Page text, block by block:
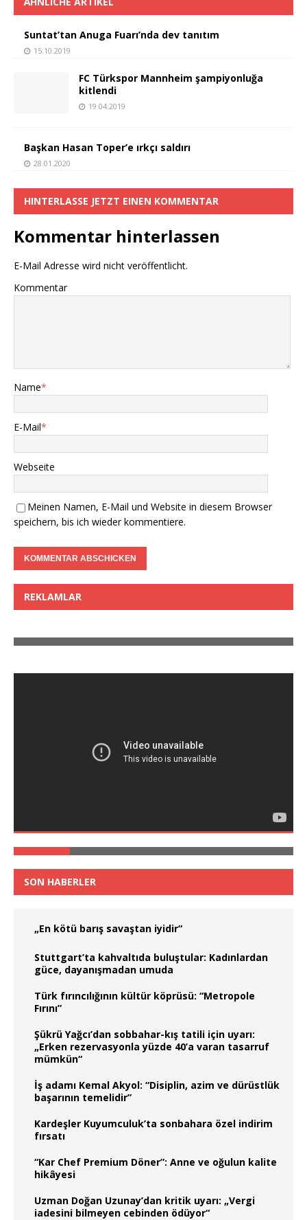
Suntat’tan Anuga Fuarı’nda dev tanıtım
15.10.2019
FC Türkspor Mannheim şampiyonluğa
kitlendi
19.04.2019
Başkan Hasan Toper’e ırkçı saldırı
28.01.2020
HINTERLASSE JETZT EINEN KOMMENTAR
Kommentar hinterlassen
E-Mail Adresse wird nicht veröffentlicht.
Kommentar
Name*
E-Mail*
Webseite
Meinen Namen, E-Mail und Website in diesem Browser
speichern, bis ich wieder kommentiere.
REKLAMLAR
SON HABERLER
„En kötü barış savaştan iyidir“
Stuttgart’ta kahvaltıda buluştular: Kadınlardan
güce, dayanışmadan umuda
Türk fırıncılığının kültür köprüsü: “Metropole
Fırını”
Şükrü Yağcı’dan sobbahar-kış tatili için uyarı:
„Erken rezervasyonla yüzde 40’a varan tasarruf
mümkün“
İş adamı Kemal Akyol: “Disiplin, azim ve dürüstlük
başarının temelidir”
Kardeşler Kuyumculuk’ta sonbahara özel indirim
fırsatı
“Kar Chef Premium Döner”: Anne ve oğulun kalite
hikâyesi
Uzman Doğan Uzunay’dan kritik uyarı: „Vergi
iadesini bilmeyen cebinden ödüyor“